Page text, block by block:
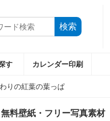
す カレンダー印刷
りの紅葉の葉っぱ
料壁紙・フリー写真素材